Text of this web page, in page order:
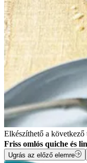
Elkészíthető a következő
Friss omlós quiche és
Ugrás az előző elemre